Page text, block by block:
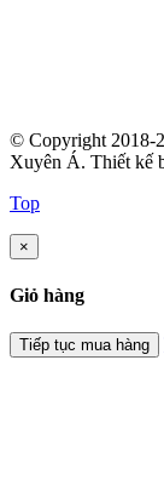
© Copyright 2018-
Xuyên Á. Thiết kế
Top
×
Giỏ hàng
Tiếp tục mua hàng